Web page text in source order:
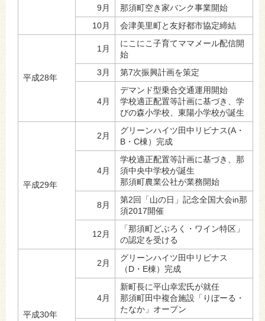
9月
那須町空き家バンク事業開始
10月
会津美里町と友好都市協定締結
平成28年
1月
にこにこ子育てママメール配信開
始
3月
第7次振興計画を策定
4月
デマンド型乗合交通運用開始
学校適正配置等計画に基づき、学
びの森小学校、東陽小学校が誕生
平成29年
2月
グリーンハイツ田中リビナス(A・
B・C棟）完成
4月
学校適正配置等計画に基づき、那
須中央中学校が誕生
那須町農業公社が業務開始
8月
第2回「山の日」記念全国大会in那
須2017開催
12月
「那須町どぶろく・ワイン特区」
の認定を受ける
平成30年
2月
グリーンハイツ田中リビナス
（D・E棟）完成
4月
新町長に平山幸宏氏が就任
那須町田中複合施設「りぼーる・
たなか」オープン